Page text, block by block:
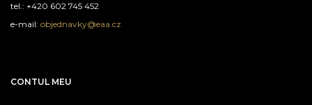
tel.: +420 602 745 452
e-mail: objednavky@eaa.cz
CONTUL MEU